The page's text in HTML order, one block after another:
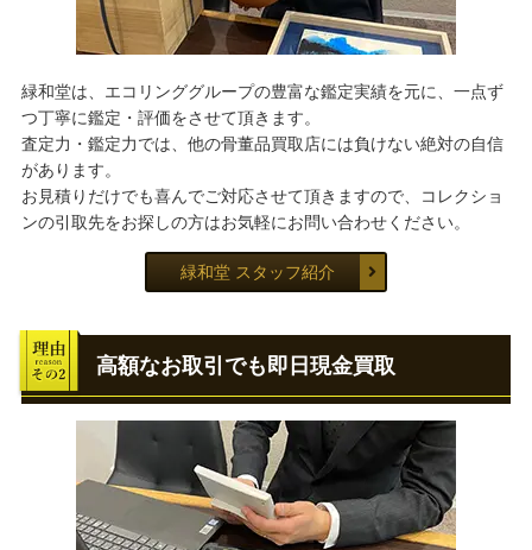
緑和堂は、エコリンググループの豊富な鑑定実績を元に、一点ず
つ丁寧に鑑定・評価をさせて頂きます。
査定力・鑑定力では、他の骨董品買取店には負けない絶対の自信
があります。
お見積りだけでも喜んでご対応させて頂きますので、コレクショ
ンの引取先をお探しの方はお気軽にお問い合わせください。
緑和堂 スタッフ紹介
高額なお取引でも即日現金買取